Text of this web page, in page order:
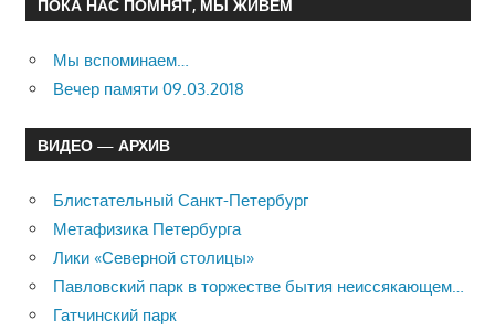
ПОКА НАС ПОМНЯТ, МЫ ЖИВЁМ
Мы вспоминаем…
Вечер памяти 09.03.2018
ВИДЕО — АРХИВ
Блистательный Санкт-Петербург
Метафизика Петербурга
Лики «Северной столицы»
Павловский парк в торжестве бытия неиссякающем…
Гатчинский парк